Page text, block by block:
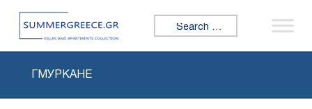
Search for:
ГМУРКАНЕ